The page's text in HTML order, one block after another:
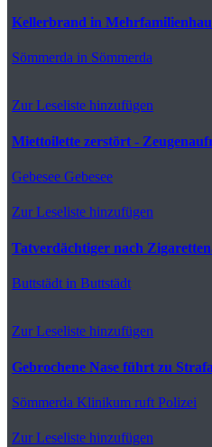
Kellerbrand in
Sömmerda in Sömmerda
Zur Leseliste hinzufügen
Miettoilette zerstört -
Gebesee Gebesee
Zur Leseliste hinzufügen
Tatverdächtiger nach
Buttstädt in Buttstädt
Zur Leseliste hinzufügen
Gebrochene Nase führt zu
Sömmerda Klinikum ruft Polizei
Zur Leseliste hinzufügen